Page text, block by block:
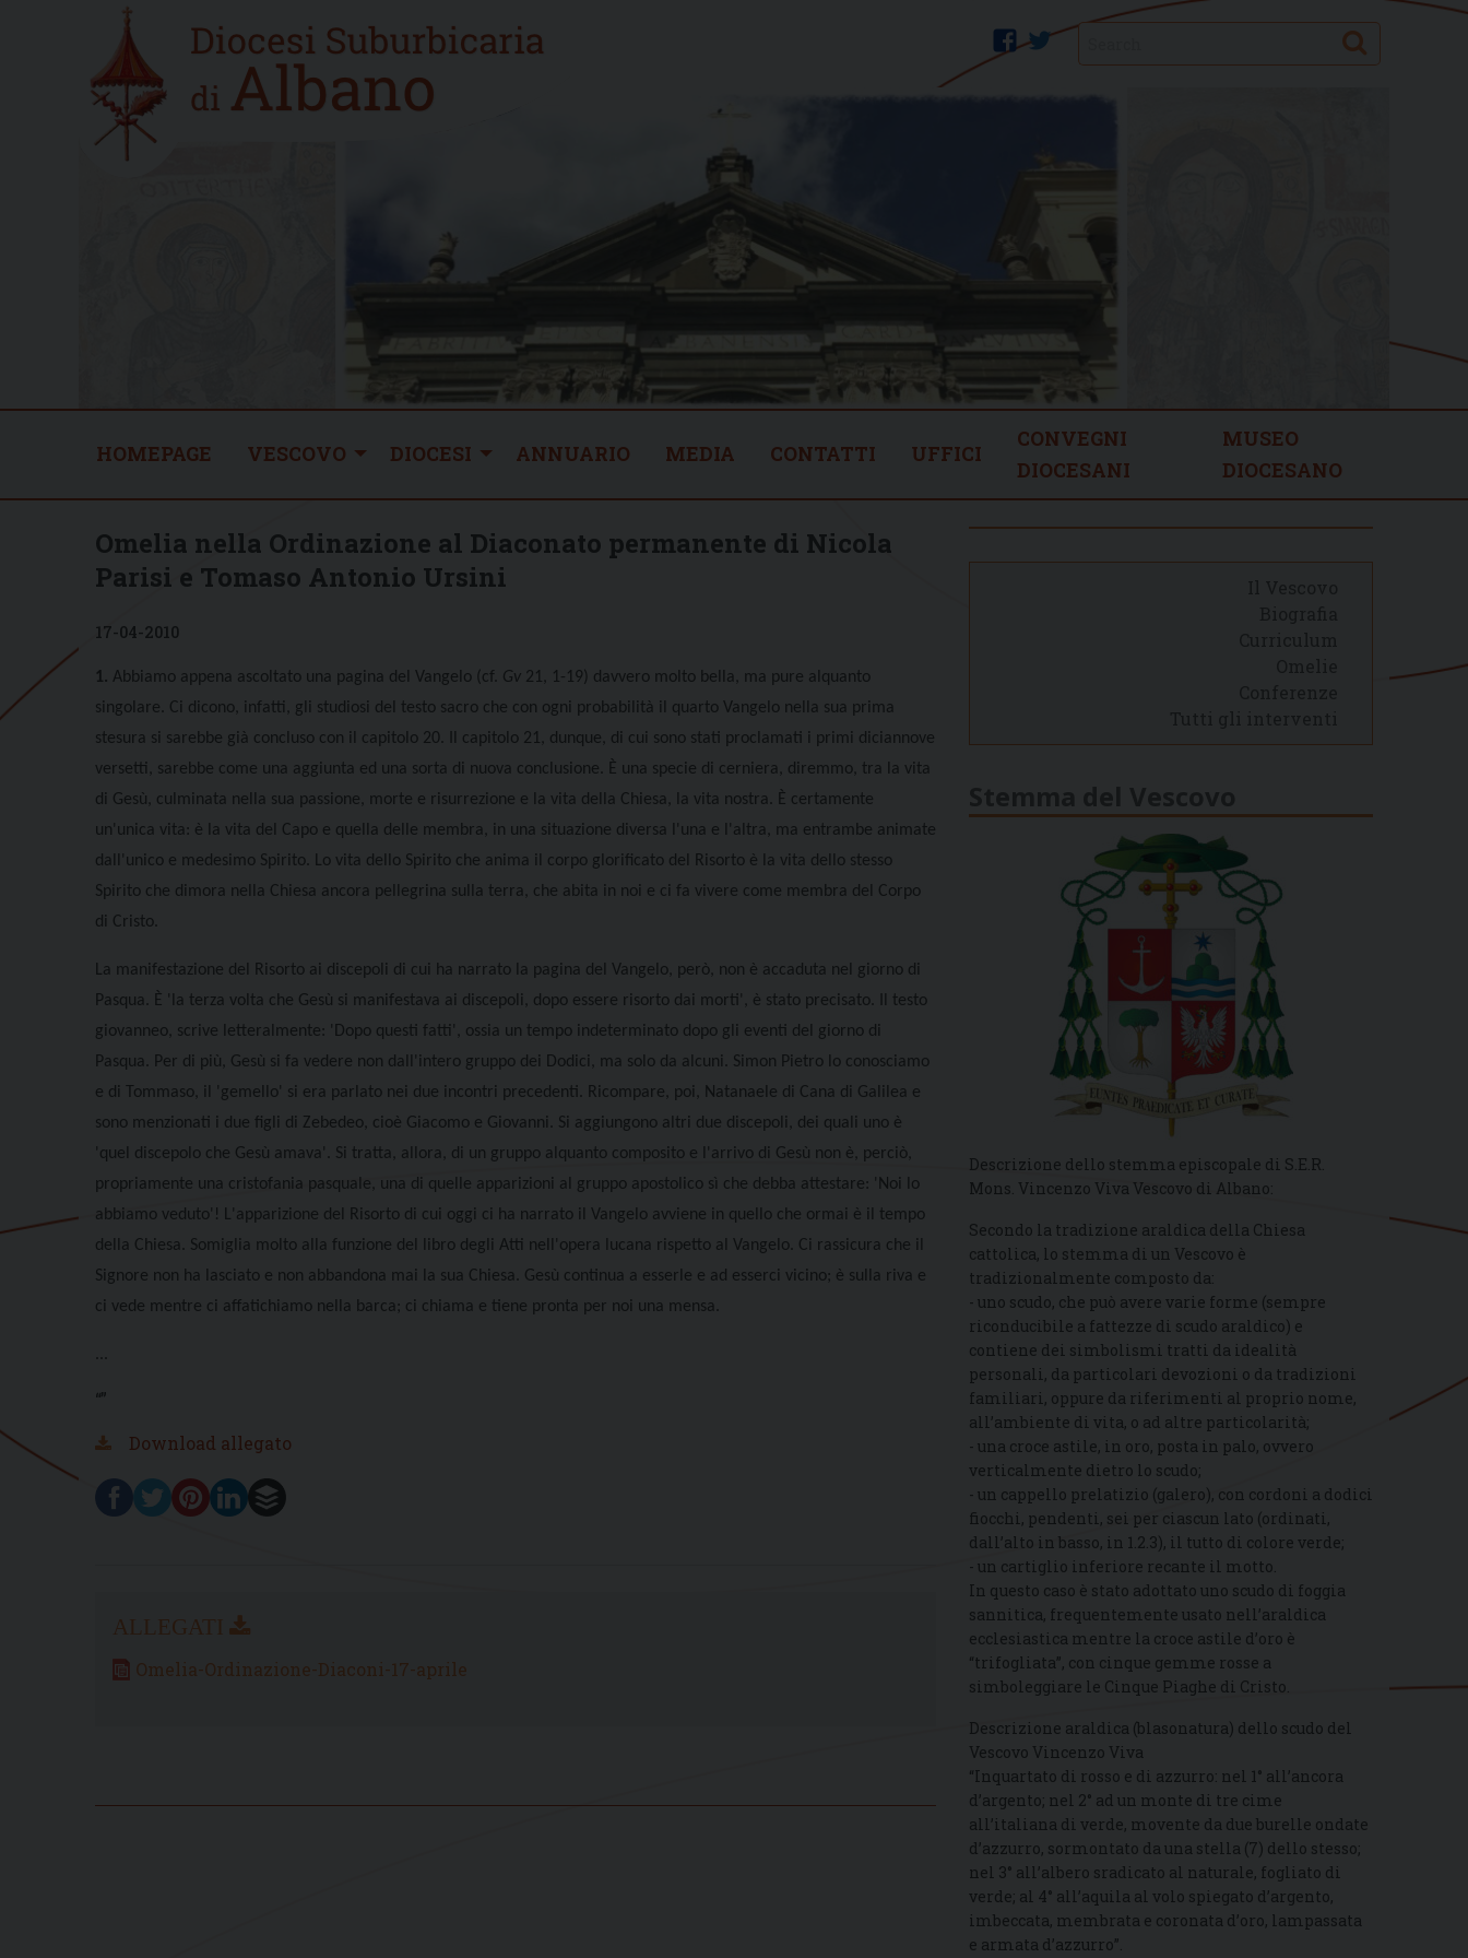
Home
new
twitter
facebook Search
HOMEPAGE VESCOVO DIOCESI ANNUARIO MEDIA CONTATTI UFFICI
CONVEGNI
DIOCESANI
MUSEO
DIOCESANO
Omelia nella Ordinazione al Diaconato permanente di Nicola
Parisi e Tomaso Antonio Ursini
17-04-2010
1. Abbiamo appena ascoltato una pagina del Vangelo (cf. Gv 21, 1-19) davvero molto bella, ma pure alquanto
singolare. Ci dicono, infatti, gli studiosi del testo sacro che con ogni probabilità il quarto Vangelo nella sua prima
stesura si sarebbe già concluso con il capitolo 20. Il capitolo 21, dunque, di cui sono stati proclamati i primi diciannove
versetti, sarebbe come una aggiunta ed una sorta di nuova conclusione.
È una specie di cerniera, diremmo, tra la vita
di Gesù, culminata nella sua passione, morte e risurrezione e la vita della Chiesa, la vita nostra. È certamente
un'unica vita: è la vita del Capo e quella delle membra, in una situazione diversa l'una e l'altra, ma entrambe animate
dall'unico e medesimo Spirito. Lo vita dello Spirito che anima il corpo glorificato del Risorto è la vita dello stesso
Spirito che dimora nella Chiesa ancora pellegrina sulla terra, che abita in noi e ci fa vivere come membra del Corpo
di Cristo.
La manifestazione del Risorto ai discepoli di cui ha narrato la pagina del Vangelo, però, non è accaduta nel giorno di
Pasqua. È 'la terza volta che Gesù si manifestava ai discepoli, dopo essere risorto dai morti', è stato precisato. Il testo
giovanneo, scrive letteralmente: 'Dopo questi fatti', ossia un tempo indeterminato dopo gli eventi del giorno di
Pasqua. Per di più, Gesù si fa vedere non dall'intero gruppo dei Dodici, ma solo da alcuni. Simon Pietro lo conosciamo
e di Tommaso, il 'gemello' si era parlato nei due incontri precedenti. Ricompare, poi, Natanaele di Cana di Galilea e
sono menzionati i due figli di Zebedeo, cioè Giacomo e Giovanni. Si aggiungono altri due discepoli, dei quali uno è
'quel discepolo che Gesù amava'. Si tratta, allora, di un gruppo alquanto composito e l'arrivo di Gesù non è, perciò,
propriamente una cristofania pasquale, una di quelle apparizioni al gruppo apostolico sì che debba attestare: 'Noi lo
abbiamo veduto'! L'apparizione del Risorto di cui oggi ci ha narrato il Vangelo avviene in quello che ormai è il tempo
della Chiesa. Somiglia molto alla funzione del libro degli Atti nell'opera lucana rispetto al Vangelo. Ci rassicura che il
Signore non ha lasciato e non abbandona mai la sua Chiesa. Gesù continua a esserle e ad esserci vicino; è sulla riva e
ci vede mentre ci affatichiamo nella barca; ci chiama e tiene pronta per noi una mensa.
“”
Download allegato
Omelia-Ordinazione-Diaconi-17-aprile
Descrizione dello stemma episcopale di S.E.R.
Mons. Vincenzo Viva Vescovo di Albano:
Secondo la tradizione araldica della Chiesa
cattolica, lo stemma di un Vescovo è
tradizionalmente composto da:
- uno scudo, che può avere varie forme (sempre
riconducibile a fattezze di scudo araldico) e
contiene dei simbolismi tratti da idealità
personali, da particolari devozioni o da tradizioni
familiari, oppure da riferimenti al proprio nome,
all’ambiente di vita, o ad altre particolarità;
- una croce astile, in oro, posta in palo, ovvero
verticalmente dietro lo scudo;
- un cappello prelatizio (galero), con cordoni a dodici
fiocchi, pendenti, sei per ciascun lato (ordinati,
dall’alto in basso, in 1.2.3), il tutto di colore verde;
- un cartiglio inferiore recante il motto.
In questo caso è stato adottato uno scudo di foggia
sannitica, frequentemente usato nell’araldica
ecclesiastica mentre la croce astile d’oro è
“trifogliata”, con cinque gemme rosse a
simboleggiare le Cinque Piaghe di Cristo.
Descrizione araldica (blasonatura) dello scudo del
Vescovo Vincenzo Viva
“Inquartato di rosso e di azzurro: nel 1° all’ancora
d’argento; nel 2° ad un monte di tre cime
all’italiana di verde, movente da due burelle ondate
d’azzurro, sormontato da una stella (7) dello stesso;
nel 3° all’albero sradicato al naturale, fogliato di
verde; al 4° all’aquila al volo spiegato d’argento,
imbeccata, membrata e coronata d’oro, lampassata
e armata d’azzurro”.